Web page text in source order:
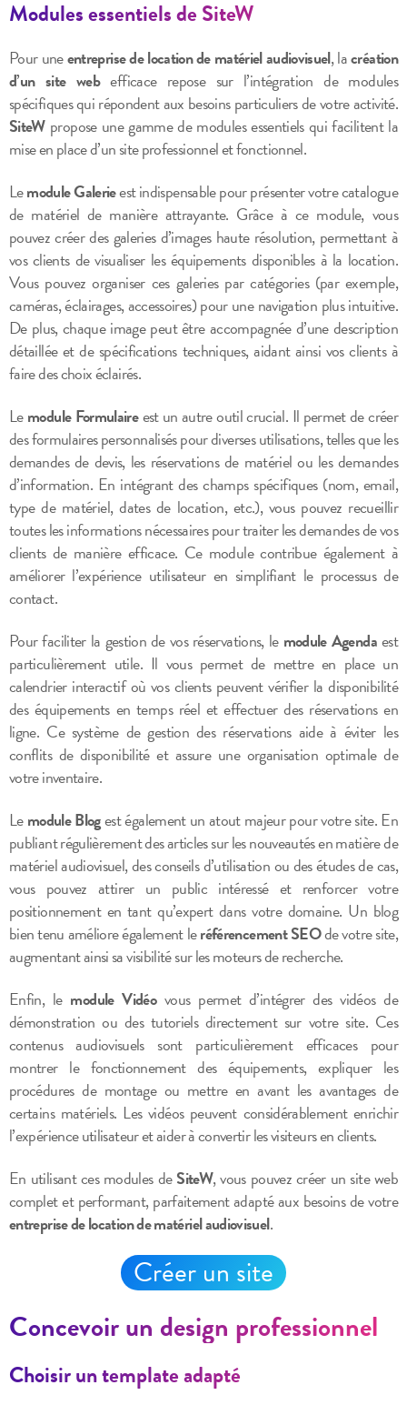
Modules essentiels de SiteW
Pour uneentreprise de location de matériel audiovisuel, lacréation
d’un site webefficace repose sur l’intégration de modules
spécifiques qui répondent aux besoins particuliers de votre activité.
SiteWpropose une gamme de modules essentiels qui facilitent la
mise en place d’un site professionnel et fonctionnel.
Lemodule Galerieest indispensable pour présenter votre catalogue
de matériel de manière attrayante. Grâce à ce module, vous
pouvez créer des galeries d’images haute résolution, permettant à
vos clients de visualiser les équipements disponibles à la location.
Vous pouvez organiser ces galeries par catégories (par exemple,
caméras, éclairages, accessoires) pour une navigation plus intuitive.
De plus, chaque image peut être accompagnée d’une description
détaillée et de spécifications techniques, aidant ainsi vos clients à
faire des choix éclairés.
Lemodule Formulaireest un autre outil crucial. Il permet de créer
des formulaires personnalisés pour diverses utilisations, telles que les
demandes de devis, les réservations de matériel ou les demandes
d’information. En intégrant des champs spécifiques (nom, email,
type de matériel, dates de location, etc.), vous pouvez recueillir
toutes les informations nécessaires pour traiter les demandes de vos
clients de manière efficace. Ce module contribue également à
améliorer l’expérience utilisateur en simplifiant le processus de
contact.
Pour faciliter la gestion de vos réservations, le module Agendaest
particulièrement utile. Il vous permet de mettre en place un
calendrier interactif où vos clients peuvent vérifier la disponibilité
des équipements en temps réel et effectuer des réservations en
ligne. Ce système de gestion des réservations aide à éviter les
conflits de disponibilité et assure une organisation optimale de
votre inventaire.
Lemodule Blogest également un atout majeur pour votre site. En
publiant régulièrement des articles sur les nouveautés en matière de
matériel audiovisuel, des conseils d’utilisation ou des études de cas,
vous pouvez attirer un public intéressé et renforcer votre
positionnement en tant qu’expert dans votre domaine. Un blog
bien tenu améliore également leréférencement SEOde votre site,
augmentant ainsi sa visibilité sur les moteurs de recherche.
Enfin, le module Vidéovous permet d’intégrer des vidéos de
démonstration ou des tutoriels directement sur votre site. Ces
contenus audiovisuels sont particulièrement efficaces pour
montrer le fonctionnement des équipements, expliquer les
procédures de montage ou mettre en avant les avantages de
certains matériels. Les vidéos peuvent considérablement enrichir
l’expérience utilisateur et aider à convertir les visiteurs en clients.
En utilisant ces modules deSiteW, vous pouvez créer un site web
complet et performant, parfaitement adapté aux besoins de votre
entreprise de location de matériel audiovisuel.
Créer un site
Concevoir un design professionnel
Choisir un template adapté